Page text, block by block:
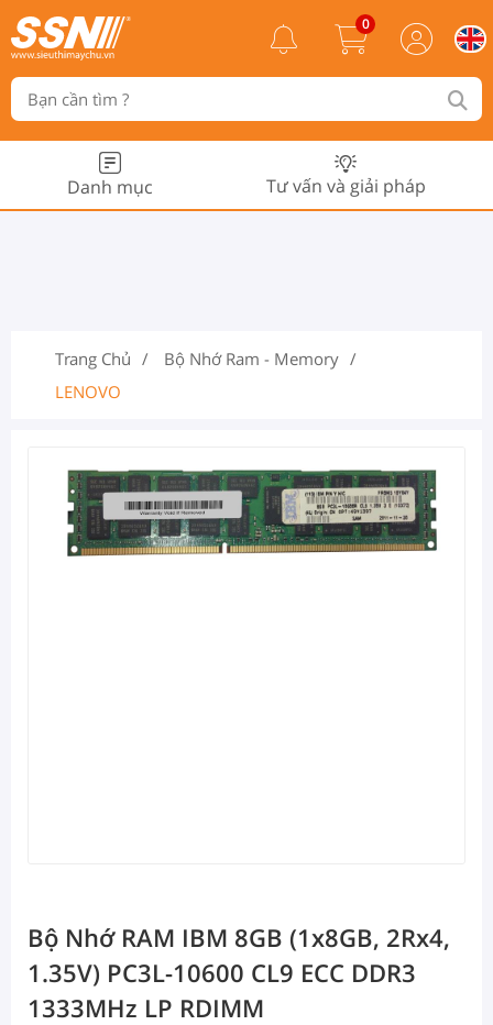
0
Danh mục Tư vấn và giải pháp
Trang Chủ
Bộ Nhớ Ram - Memory
LENOVO
Bộ Nhớ RAM IBM 8GB (1x8GB, 2Rx4,
1.35V) PC3L-10600 CL9 ECC DDR3
1333MHz LP RDIMM